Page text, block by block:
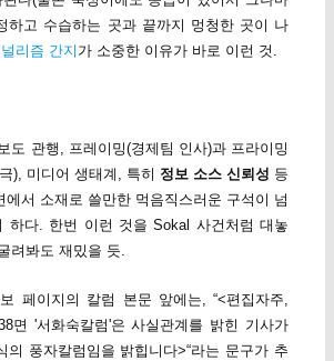
하고 수습하는 곳과 끝까지 멍청한 곳이 나
리즘 간지 가 소중한 이유가 바로 이런 것.
도 관행, 프레이밍(경제팀 인사)과 프라이밍
), 미디어 생태계, 특히 정보 소스 신뢰성 등
에서 소재로 쓸만한 먹음직스러운 구석이 넘
하다. 한번 이런 것을 Sokal 사건처럼 대놓
려봐도 재밌을 듯.
페이지의 칼럼 본문 앞에는, “<편집자주,
면 '서화숙칼럼'은 사실관계를 밝힌 기사가
의 풍자칼럼임을 밝힙니다>“라는 문구가 추